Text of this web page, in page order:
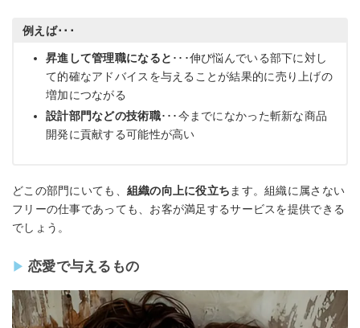
例えば･･･
昇進して管理職になると ･･･伸び悩んでいる部下に対し
て的確なアドバイスを与えることが結果的に売り上げの
増加につながる
設計部門などの技術職･･･今までになかった斬新な商品
開発に貢献する可能性が高い
どこの部門にいても、 組織の向上に役立ち ます。組織に属さない
フリーの仕事であっても、お客が満足するサービスを提供できる
でしょう。
恋愛で与えるもの